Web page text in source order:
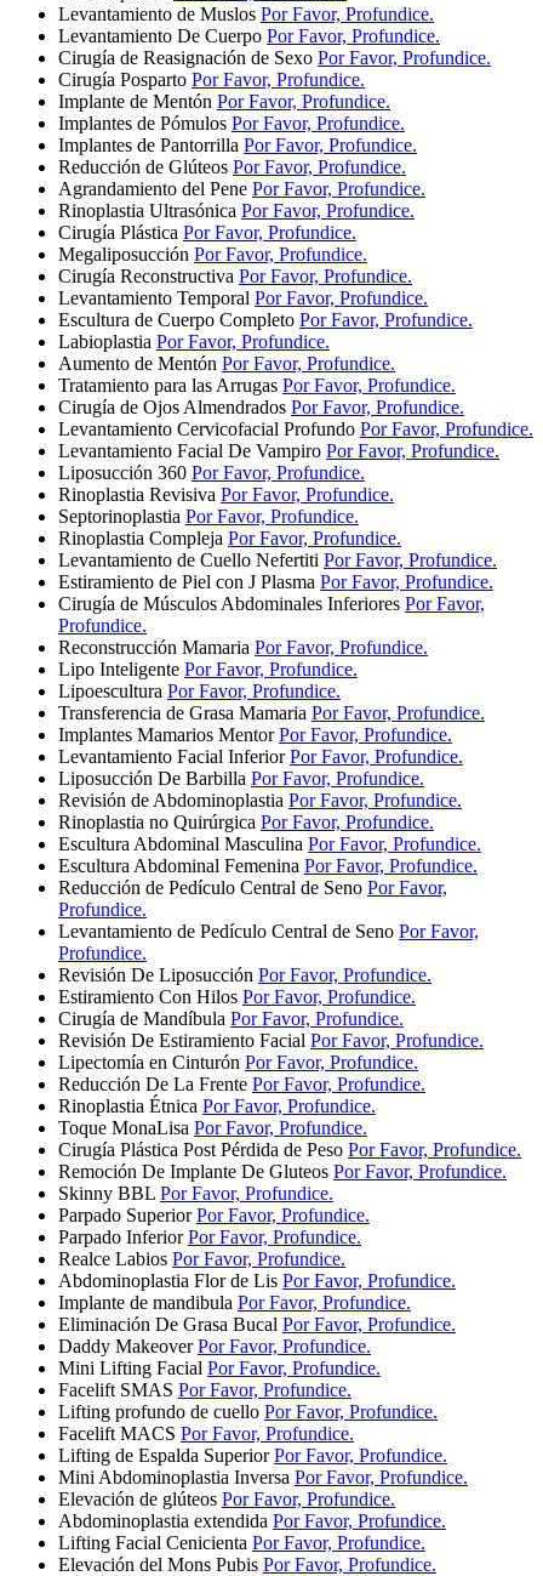
Levantamiento de Muslos Por Favor, Profundice.
Levantamiento De Cuerpo Por Favor, Profundice.
Cirugía de Reasignación de Sexo Por Favor, Profundice.
Cirugía Posparto Por Favor, Profundice.
Implante de Mentón Por Favor, Profundice.
Implantes de Pómulos Por Favor, Profundice.
Implantes de Pantorrilla Por Favor, Profundice.
Reducción de Glúteos Por Favor, Profundice.
Agrandamiento del Pene Por Favor, Profundice.
Rinoplastia Ultrasónica Por Favor, Profundice.
Cirugía Plástica Por Favor, Profundice.
Megaliposucción Por Favor, Profundice.
Cirugía Reconstructiva Por Favor, Profundice.
Levantamiento Temporal Por Favor, Profundice.
Escultura de Cuerpo Completo Por Favor, Profundice.
Labioplastia Por Favor, Profundice.
Aumento de Mentón Por Favor, Profundice.
Tratamiento para las Arrugas Por Favor, Profundice.
Cirugía de Ojos Almendrados Por Favor, Profundice.
Levantamiento Cervicofacial Profundo Por Favor, Profundice.
Levantamiento Facial De Vampiro Por Favor, Profundice.
Liposucción 360 Por Favor, Profundice.
Rinoplastia Revisiva Por Favor, Profundice.
Septorinoplastia Por Favor, Profundice.
Rinoplastia Compleja Por Favor, Profundice.
Levantamiento de Cuello Nefertiti Por Favor, Profundice.
Estiramiento de Piel con J Plasma Por Favor, Profundice.
Cirugía de Músculos Abdominales Inferiores Por Favor,
Profundice.
Reconstrucción Mamaria Por Favor, Profundice.
Lipo Inteligente Por Favor, Profundice.
Lipoescultura Por Favor, Profundice.
Transferencia de Grasa Mamaria Por Favor, Profundice.
Implantes Mamarios Mentor Por Favor, Profundice.
Levantamiento Facial Inferior Por Favor, Profundice.
Liposucción De Barbilla Por Favor, Profundice.
Revisión de Abdominoplastia Por Favor, Profundice.
Rinoplastia no Quirúrgica Por Favor, Profundice.
Escultura Abdominal Masculina Por Favor, Profundice.
Escultura Abdominal Femenina Por Favor, Profundice.
Reducción de Pedículo Central de Seno Por Favor,
Profundice.
Levantamiento de Pedículo Central de Seno Por Favor,
Profundice.
Revisión De Liposucción Por Favor, Profundice.
Estiramiento Con Hilos Por Favor, Profundice.
Cirugía de Mandíbula Por Favor, Profundice.
Revisión De Estiramiento Facial Por Favor, Profundice.
Lipectomía en Cinturón Por Favor, Profundice.
Reducción De La Frente Por Favor, Profundice.
Rinoplastia Étnica Por Favor, Profundice.
Toque MonaLisa Por Favor, Profundice.
Cirugía Plástica Post Pérdida de Peso Por Favor, Profundice.
Remoción De Implante De Gluteos Por Favor, Profundice.
Skinny BBL Por Favor, Profundice.
Parpado Superior Por Favor, Profundice.
Parpado Inferior Por Favor, Profundice.
Realce Labios Por Favor, Profundice.
Abdominoplastia Flor de Lis Por Favor, Profundice.
Implante de mandibula Por Favor, Profundice.
Eliminación De Grasa Bucal Por Favor, Profundice.
Daddy Makeover Por Favor, Profundice.
Mini Lifting Facial Por Favor, Profundice.
Facelift SMAS Por Favor, Profundice.
Lifting profundo de cuello Por Favor, Profundice.
Facelift MACS Por Favor, Profundice.
Lifting de Espalda Superior Por Favor, Profundice.
Mini Abdominoplastia Inversa Por Favor, Profundice.
Elevación de glúteos Por Favor, Profundice.
Abdominoplastia extendida Por Favor, Profundice.
Lifting Facial Cenicienta Por Favor, Profundice.
Elevación del Mons Pubis Por Favor, Profundice.